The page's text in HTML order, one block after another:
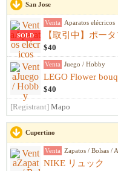
San Jose
SOLD
Venta Aparatos elécricos
【取引中】ポー
$40
Venta Juego / Hobby
LEGO Flower
$40
[Registrant] Mapo
Cupertino
Venta Zapatos / Bolsas /
NIKE リュック